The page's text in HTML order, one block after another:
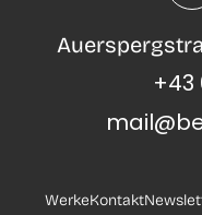
+43
WerkeKontakt